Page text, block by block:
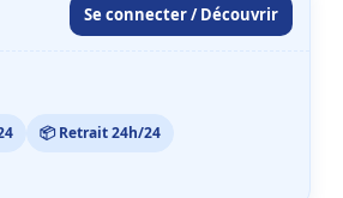
Se connecter / Découvrir
📦 Retrait 24h/24